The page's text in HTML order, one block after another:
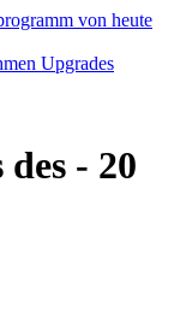
Upgrades
- 20